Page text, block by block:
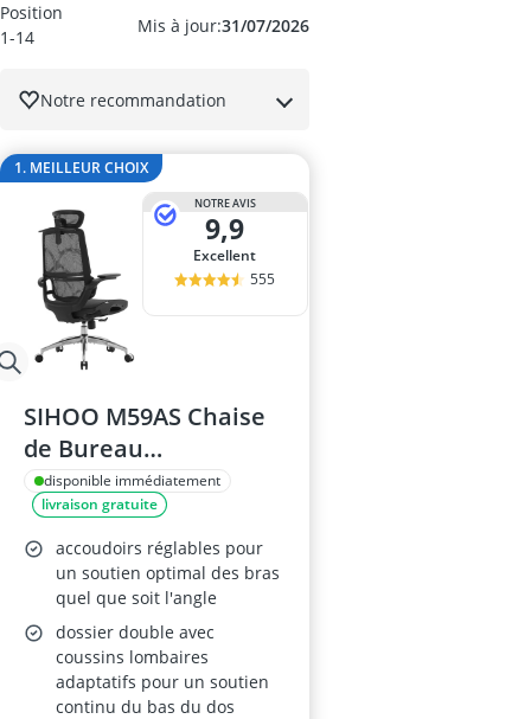
Mis à jour:31/07/2026
Position
1-14
Notre recommandation
1. MEILLEUR CHOIX
NOTRE AVIS
9,9
Excellent
555
SIHOO M59AS Chaise
de Bureau
Ergonomique
disponible immédiatement
livraison gratuite
accoudoirs réglables pour
un soutien optimal des bras
quel que soit l'angle
dossier double avec
coussins lombaires
adaptatifs pour un soutien
continu du bas du dos